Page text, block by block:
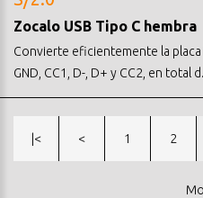
Zocalo USB Tipo C hembra
Convierte eficientemente la placa
GND, CC1, D-, D+ y CC2, en total
|< < 1 2